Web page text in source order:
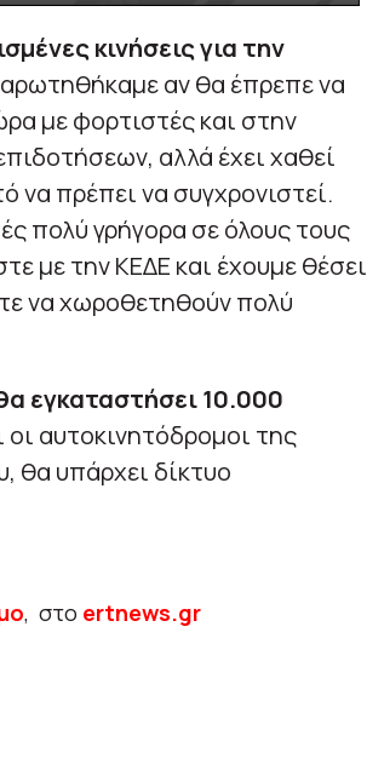
κινήσεις για την
αν θα έπρεπε να
με φορτιστές και στην
αλλά έχει χαθεί
να πρέπει να συγχρονιστεί.
πολύ γρήγορα σε όλους τους
με την ΚΕΔΕ και έχουμε θέσει
να χωροθετηθούν πολύ
εγκαταστήσει 10.000
οι αυτοκινητόδρομοι της
θα υπάρχει δίκτυο
, στο ertnews.gr